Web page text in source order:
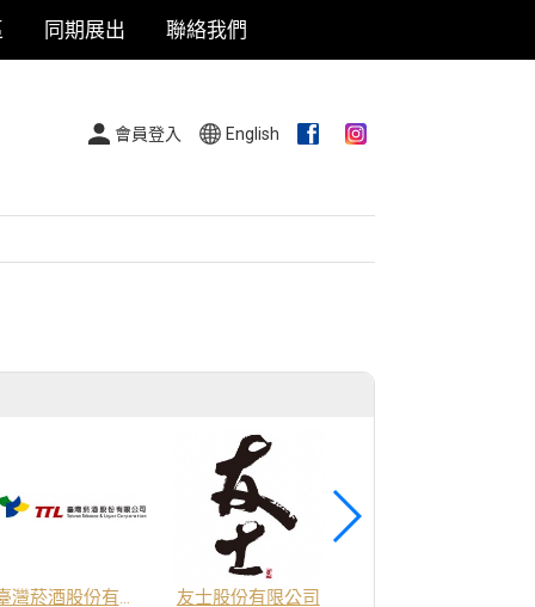
同期展出 聯絡我們
會員登入 English
臺灣菸酒股份有限公司 友士股份有限公司